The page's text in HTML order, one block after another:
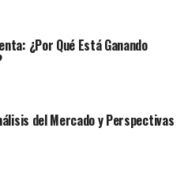
¿Por Qué Está Ganando
del Mercado y Perspectivas